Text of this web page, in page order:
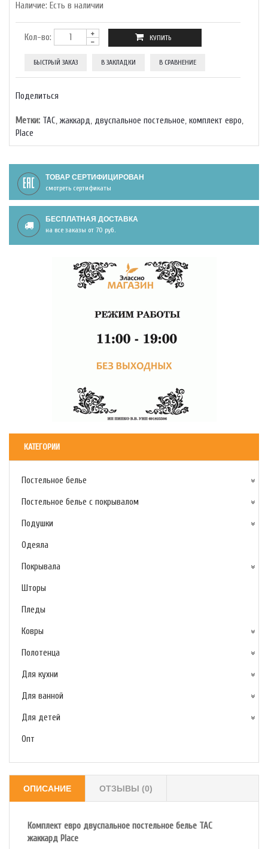
Наличие: Есть в наличии
Кол-во:
БЫСТРЫЙ ЗАКАЗ В ЗАКЛАДКИ В СРАВНЕНИЕ
Поделиться
Метки: TAC,жаккард, двуспальное постельное, комплект евро,
Place
ТОВАР СЕРТИФИЦИРОВАН
смотреть сертификаты
БЕСПЛАТНАЯ ДОСТАВКА
на все заказы от 70 руб.
КАТЕГОРИИ
Постельное белье
Постельное белье с покрывалом
Подушки
Одеяла
Покрывала
Шторы
Пледы
Ковры
Полотенца
Для кухни
Для ванной
Для детей
Опт
ОПИСАНИЕ ОТЗЫВЫ (0)
Комплект евро двуспальное постельное белье TAC
жаккард Place